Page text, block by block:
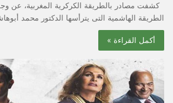
كشفت مصادر بالطريقة الكركرية المغربية، عن
الطريقة الهاشمية التى يترأسها الدكتور محمد
أكمل القراءة »